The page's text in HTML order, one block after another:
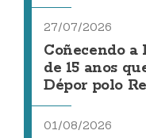
27/07/2026
Coñecendo
de 15 anos
Dépor polo
01/08/2026